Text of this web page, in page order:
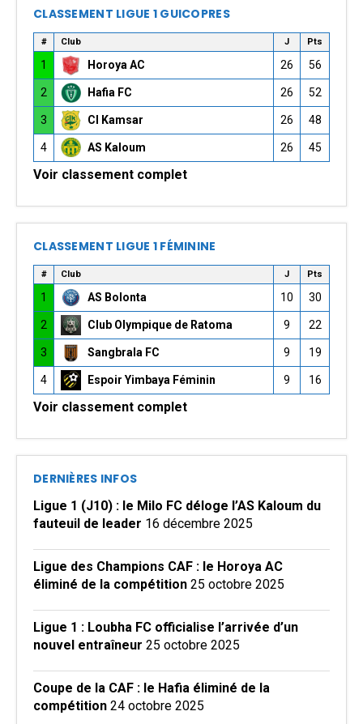
CLASSEMENT LIGUE 1 GUICOPRES
# Club J Pts
1 Horoya AC 26 56
2 Hafia FC 26 52
3 CI Kamsar 26 48
4 AS Kaloum 26 45
Voir classement complet
CLASSEMENT LIGUE 1 FÉMININE
# Club J Pts
1 AS Bolonta 10 30
2 Club Olympique de Ratoma 9 22
3 Sangbrala FC 9 19
4 Espoir Yimbaya Féminin 9 16
Voir classement complet
DERNIÈRES INFOS
Ligue 1 (J10) : le Milo FC déloge l’AS Kaloum du
fauteuil de leader 16 décembre 2025
Ligue des Champions CAF : le Horoya AC
éliminé de la compétition 25 octobre 2025
Ligue 1 : Loubha FC officialise l’arrivée d’un
nouvel entraîneur 25 octobre 2025
Coupe de la CAF : le Hafia éliminé de la
compétition 24 octobre 2025